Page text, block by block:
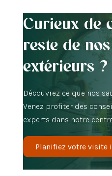
Curieux de
reste de
extérieurs ?
Découvrez ce que nos
Venez profiter des
experts dans notre
Planifiez votre visite